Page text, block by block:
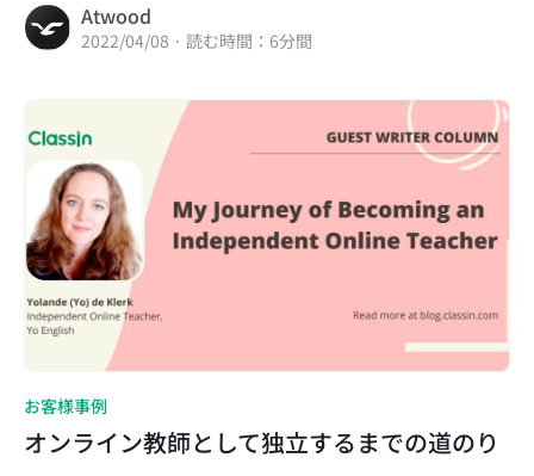
Atwood
2022/04/08 · 読む時間：6分間
お客様事例
オンライン教師として独立するまでの道のり